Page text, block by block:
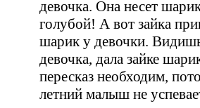
девочка. Она несет
голубой! А вот зайка
шарик у девочки.
девочка, дала зайке
пересказ необходим,
летний малыш не